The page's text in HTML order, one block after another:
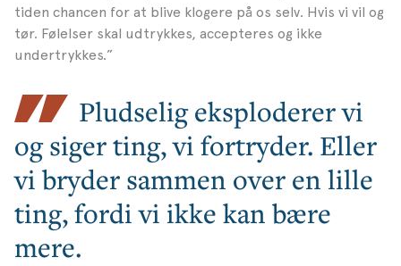
tiden chancen for at blive klogere på os selv. Hvis vi vil og
tør. Følelser skal udtrykkes, accepteres og ikke
undertrykkes.”
Pludselig eksploderer vi
og siger ting, vi fortryder. Eller
vi bryder sammen over en lille
ting, fordi vi ikke kan bære
mere.